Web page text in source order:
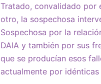
Tratado, convalidado por
otro, la sospechosa
Sospechosa por la
DAIA y también por sus
que se producían esos
actualmente por